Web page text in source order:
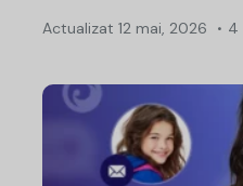
Actualizat 12 mai, 2026 4